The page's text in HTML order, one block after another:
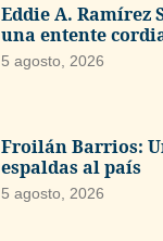
Eddie A. Ramírez
una entente
5 agosto, 2026
Froilán Barrios:
espaldas al país
5 agosto, 2026